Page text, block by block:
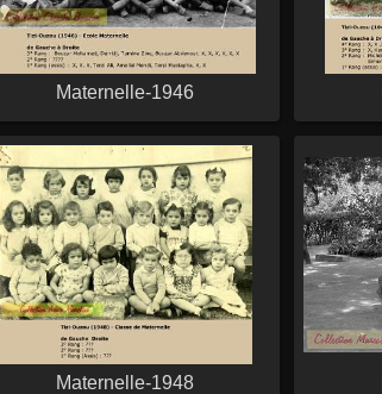
Maternelle-1946
Maternelle-1948